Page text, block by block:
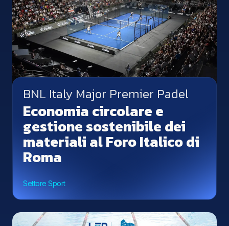
BNL Italy Major Premier Padel
Economia circolare e
gestione sostenibile dei
materiali al Foro Italico di
Roma
Settore Sport